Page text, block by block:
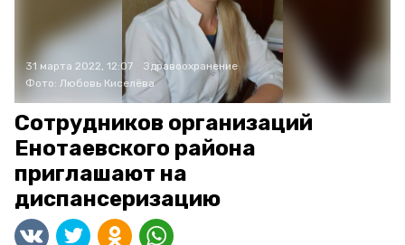
31 марта 2022, 12:07
Здравоохранение
Фото: Любовь Киселёва
Сотрудников организаций
Енотаевского района
приглашают на
диспансеризацию